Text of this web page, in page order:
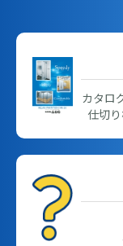
カタロ
仕切